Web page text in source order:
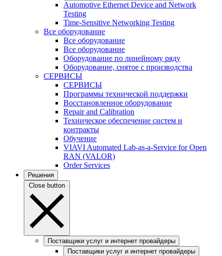
Automotive Ethernet Device and Network
Testing
Time-Sensitive Networking Testing
Все оборудование
Все оборудование
Все оборудование
Оборудование по линейному ряду
Оборудование, снятое с производства
СЕРВИСЫ
СЕРВИСЫ
Программы технической поддержки
Восстановленное оборудование
Repair and Calibration
Техническое обеспечение систем и
контракты
Обучение
VIAVI Automated Lab-as-a-Service for Open
RAN (VALOR)
Order Services
Решения
Close button
Поставщики услуг и интернет провайдеры
Поставщики услуг и интернет провайдеры